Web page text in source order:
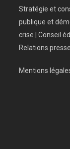
Stratégie et
publique et
crise | Conseil
Relations
Mentions